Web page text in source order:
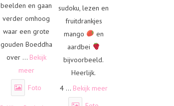
beelden en gaan
verder omhoog
waar een grote
gouden Boeddha
over ... Bekijk
meer
Foto
sudoku, lezen en
fruitdrankjes
mango
en
aardbei
bijvoorbeeld.
Heerlijk.
4 ... Bekijk meer